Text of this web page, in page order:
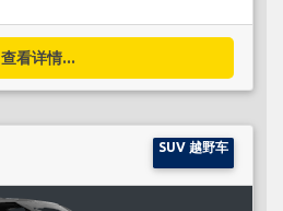
查看详情...
SUV 越野车